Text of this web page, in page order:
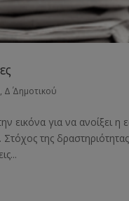
, Δ΄ Δημοτικού
εικόνα για να ανοίξει
της